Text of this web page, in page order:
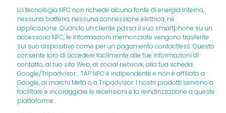
La tecnologia NFC non richiede alcuna fonte di energia interna,
nessuna batteria, nessuna connessione elettrica, né
applicazione. Quando un cliente passa il suo smartphone su un
accessorio NFC, le informazioni memorizzate vengono trasferite
sul suo dispositivo come per un pagamento contactless. Questo
consente loro di accedere facilmente alle tue informazioni di
contatto, al tuo sito Web, ai social network, alla tua scheda
Google/Tripadvisor... TAP NFC è indipendente e non è affiliato a
Google, ai marchi Meta o a Tripadvisor. I nostri prodotti servono a
facilitare e incoraggiare le recensioni e la reindirizzazione a queste
piattaforme.